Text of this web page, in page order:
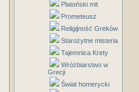
Platoński mit
Prometeusz
Religijność Greków
Starożytne misteria
Tajemnica Krety
Wróżbiarstwo w
Grecji
Świat homerycki